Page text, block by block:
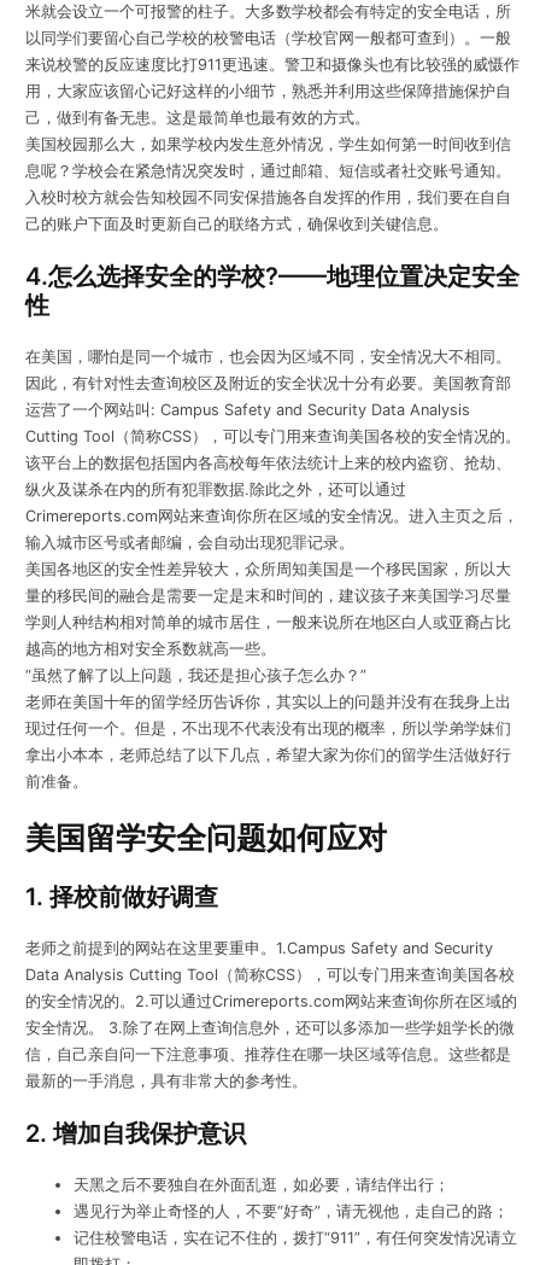
米就会设立一个可报警的柱子。大多数学校都会有特定的安全电话，所
以同学们要留心自己学校的校警电话（学校官网一般都可查到）。一般
来说校警的反应速度比打911更迅速。警卫和摄像头也有比较强的威慑作
用，大家应该留心记好这样的小细节，熟悉并利用这些保障措施保护自
己，做到有备无患。这是最简单也最有效的方式。
美国校园那么大，如果学校内发生意外情况，学生如何第一时间收到信
息呢？学校会在紧急情况突发时，通过邮箱、短信或者社交账号通知。
入校时校方就会告知校园不同安保措施各自发挥的作用，我们要在自自
己的账户下面及时更新自己的联络方式，确保收到关键信息。
4.怎么选择安全的学校?——地理位置决定安全
性
在美国，哪怕是同一个城市，也会因为区域不同，安全情况大不相同。
因此，有针对性去查询校区及附近的安全状况十分有必要。美国教育部
运营了一个网站叫: Campus Safety and Security Data Analysis
Cutting Tool（简称CSS），可以专门用来查询美国各校的安全情况的。
该平台上的数据包括国内各高校每年依法统计上来的校内盗窃、抢劫、
纵火及谋杀在内的所有犯罪数据.除此之外，还可以通过
Crimereports.com网站来查询你所在区域的安全情况。进入主页之后，
输入城市区号或者邮编，会自动出现犯罪记录。
美国各地区的安全性差异较大，众所周知美国是一个移民国家，所以大
量的移民间的融合是需要一定是末和时间的，建议孩子来美国学习尽量
学则人种结构相对简单的城市居住，一般来说所在地区白人或亚裔占比
越高的地方相对安全系数就高一些。
“虽然了解了以上问题，我还是担心孩子怎么办？”
老师在美国十年的留学经历告诉你，其实以上的问题并没有在我身上出
现过任何一个。但是，不出现不代表没有出现的概率，所以学弟学妹们
拿出小本本，老师总结了以下几点，希望大家为你们的留学生活做好行
前准备。
美国留学安全问题如何应对
1. 择校前做好调查
老师之前提到的网站在这里要重申。1.Campus Safety and Security
Data Analysis Cutting Tool（简称CSS），可以专门用来查询美国各校
的安全情况的。2.可以通过Crimereports.com网站来查询你所在区域的
安全情况。 3.除了在网上查询信息外，还可以多添加一些学姐学长的微
信，自己亲自问一下注意事项、推荐住在哪一块区域等信息。这些都是
最新的一手消息，具有非常大的参考性。
2. 增加自我保护意识
天黑之后不要独自在外面乱逛，如必要，请结伴出行；
遇见行为举止奇怪的人，不要“好奇”，请无视他，走自己的路；
记住校警电话，实在记不住的，拨打“911”，有任何突发情况请立